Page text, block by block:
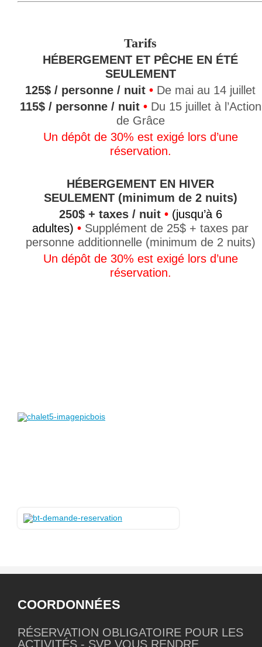
Tarifs
HÉBERGEMENT ET PÊCHE EN ÉTÉ
SEULEMENT
125$ / personne / nuit • De mai au 14 juillet
115$ / personne / nuit • Du 15 juillet à l’Action
de Grâce
Un dépôt de 30% est exigé lors d’une
réservation.
HÉBERGEMENT EN HIVER
SEULEMENT (minimum de 2 nuits)
250$ + taxes / nuit • (jusqu’à 6
adultes) • Supplément de 25$ + taxes par
personne additionnelle (minimum de 2 nuits)
Un dépôt de 30% est exigé lors d’une
réservation.
COORDONNÉES
RÉSERVATION OBLIGATOIRE POUR LES
ACTIVITÉS - SVP VOUS RENDRE